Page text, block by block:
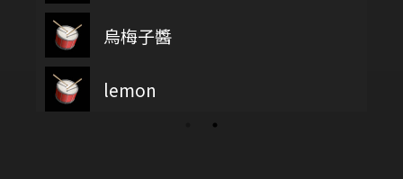
烏梅子醬
lemon